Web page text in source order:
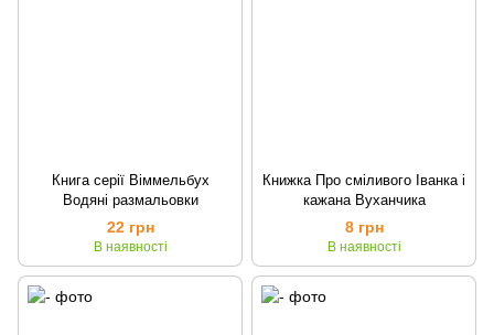
Книга серії Віммельбух
Водяні размальовки
22 грн
В наявності
Книжка Про сміливого Іванка і
кажана Вуханчика
8 грн
В наявності